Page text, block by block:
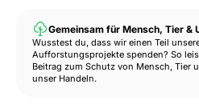
Gemeinsam für Mensch, Tier &
Wusstest du, dass wir einen Teil
Aufforstungsprojekte spenden? So
Beitrag zum Schutz von Mensch, Tier
unser Handeln.